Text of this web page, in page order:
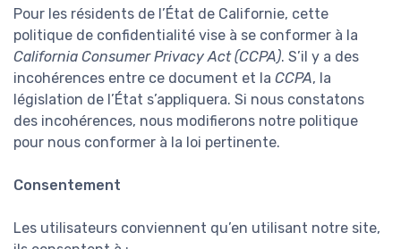
Pour les résidents de l’État de Californie, cette
politique de confidentialité vise à se conformer à la
California Consumer Privacy Act (CCPA). S’il y a des
incohérences entre ce document et la CCPA, la
législation de l’État s’appliquera. Si nous constatons
des incohérences, nous modifierons notre politique
pour nous conformer à la loi pertinente.
Consentement
Les utilisateurs conviennent qu’en utilisant notre site,